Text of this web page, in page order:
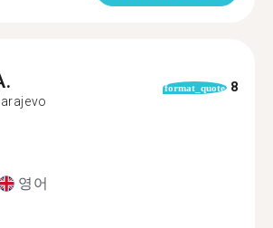
format_quote 8
영어